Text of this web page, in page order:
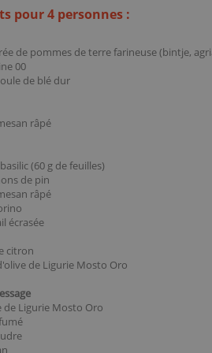
pour 4 personnes :
de pommes de terre farineuse (bintje,
00
de blé dur
râpé
(60 g de feuilles)
de pin
râpé
écrasée
citron
de Ligurie Mosto Oro
de Ligurie Mosto Oro